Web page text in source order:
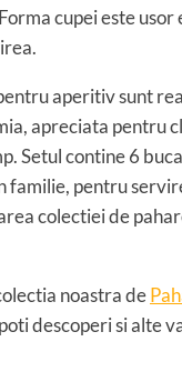
cupei este
aperitiv sunt
apreciata pentru
Setul contine 6
familie, pentru
colectiei de
noastra de
descoperi si alte